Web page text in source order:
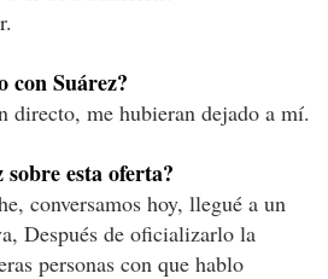
con Suárez?
directo, me hubieran dejado a mí.
esta oferta?
conversamos hoy, llegué a un
Después de oficializarlo la
personas con que hablo